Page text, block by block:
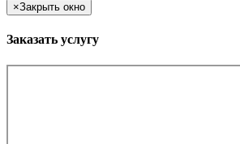
×Закрыть окно
Заказать услугу